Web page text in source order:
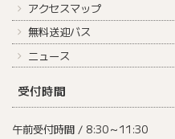
アクセスマップ
無料送迎バス
ニュース
受付時間
午前受付時間 / 8:30～11:30